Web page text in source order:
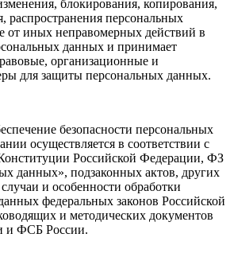
блокирования, копирования,
распространения персональных
от иных неправомерных действий в
данных и принимает
организационные и
для защиты персональных данных.
безопасности персональных
осуществляется в соответствии с
Российской Федерации, ФЗ
данных», подзаконных актов, других
и особенности обработки
федеральных законов Российской
и методических документов
ФСБ России.